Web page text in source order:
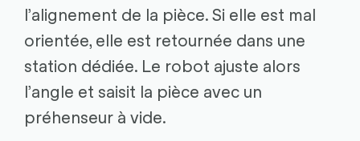
l’alignement de la pièce. Si elle est mal
orientée, elle est retournée dans une
station dédiée. Le robot ajuste alors
l’angle et saisit la pièce avec un
préhenseur à vide.